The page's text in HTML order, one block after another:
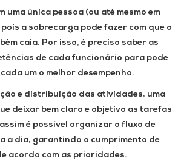
uma única pessoa (ou até mesmo em
pois a sobrecarga pode fazer com que o
caia. Por isso, é preciso saber as
de cada funcionário para pode
um o melhor desempenho.
e distribuição das atividades, uma
deixar bem claro e objetivo as tarefas
é possível organizar o fluxo de
a dia, garantindo o cumprimento de
acordo com as prioridades.